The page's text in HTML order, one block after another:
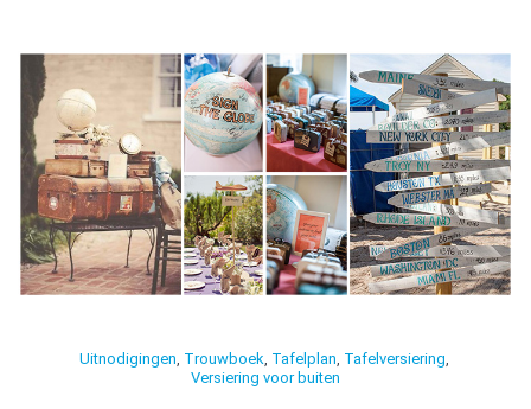
Uitnodigingen Trouwboek Tafelplan Tafelversiering
Versiering voor buiten